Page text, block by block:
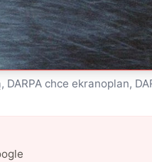
chce ekranoplan,